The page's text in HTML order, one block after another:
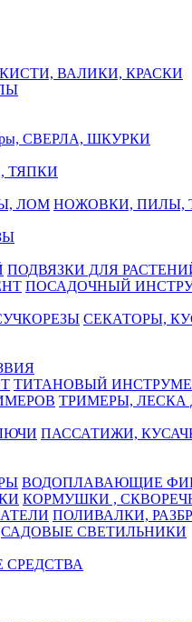
КИСТИ, ВАЛИКИ, КРАСКИ
СВЕРЛА, ШКУРКИ
ТЯПКИ
НОЖОВКИ, ПИЛЫ,
ПОДВЯЗКИ ДЛЯ
ПОСАДОЧНЫЙ
СЕКАТОРЫ,
ТИТАНОВЫЙ
ТРИМЕРЫ, ЛЕСКА
ПАССАТИЖИ,
ВОДОПЛАВАЮЩИЕ
КОРМУШКИ ,
ПОЛИВАЛКИ,
САДОВЫЕ СВЕТИЛЬНИКИ